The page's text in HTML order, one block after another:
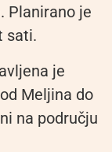
Planirano je
sati.
je
Meljina do
na području